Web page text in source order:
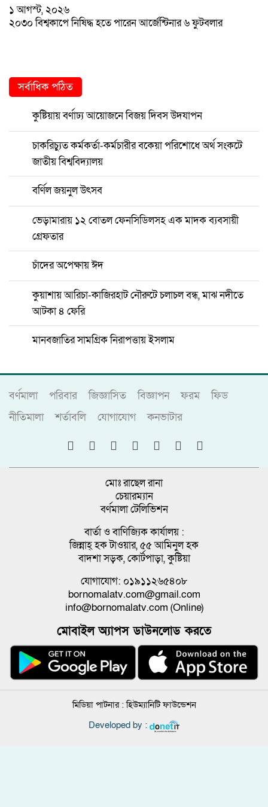
১ আগস্ট, ২০২৬
২০৩০ বিশ্বকাপে নিষিদ্ধ হতে পারেন আর্জেন্টিনার ৬ ফুটবলার
সর্বাধিক পঠিত
কুষ্টিয়ায় বর্ণাঢ্য আয়োজনে বিজয় দিবস উদযাপন
চাকরিচ্যুত কর্মকর্তা-কর্মচারীর বকেয়া পরিশোধে অর্থ সংকটে
জাতীয় বিশ্ববিদ্যালয়
বর্ণিল জয়নুল উৎসব
ভেড়ামারায় ১২ বোতল ফেনসিডিলসহ এক মাদক ব্যবসায়ী
গ্রেফতার
চাঁদের অপেক্ষায় ঈদ
কুয়াশায় আরিচা-কাজিরহাট নৌরুটে চলাচল বন্ধ, মাঝ নদীতে
আটকা ৪ ফেরি
মানবজাতির সামগ্রিক নিরাপত্তায় ইসলাম
বর্ণমালা পরিবার জিজ্ঞাসিত বিজ্ঞাপন ফরম
ফিড
নীতিমালা
শর্তাবলি যোগাযোগ কনভাটার
মোঃ রাছেল রানা
চেয়ারম্যান
বর্ণমালা টেলিভিশন
বার্তা ও বাণিজ্যিক কার্যালয় :
জিন্নাহ্ হক টাওয়ার, ৫৫ আমিনুল হক
বাদশা সড়ক, কোর্টপাড়া, কুষ্টিয়া
যোগাযোগ: ০১৯১১২৬৫৪০৮
bornomalatv.com@gmail.com
info@bornomalatv.com (Online)
মোবাইল অ্যাপস ডাউনলোড করতে
মিডিয়া পাটনার :হিউম্যানিটি ফাউন্ডেশন
Developed by :